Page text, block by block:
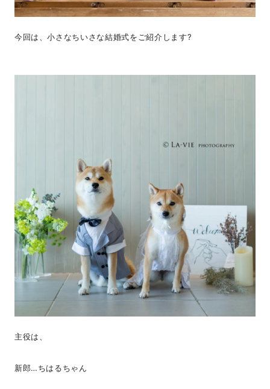
今回は、小さなちいさな結婚式をご紹介します?
主役は、
新郎…ちはるちゃん